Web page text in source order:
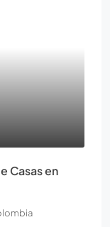
Casas en